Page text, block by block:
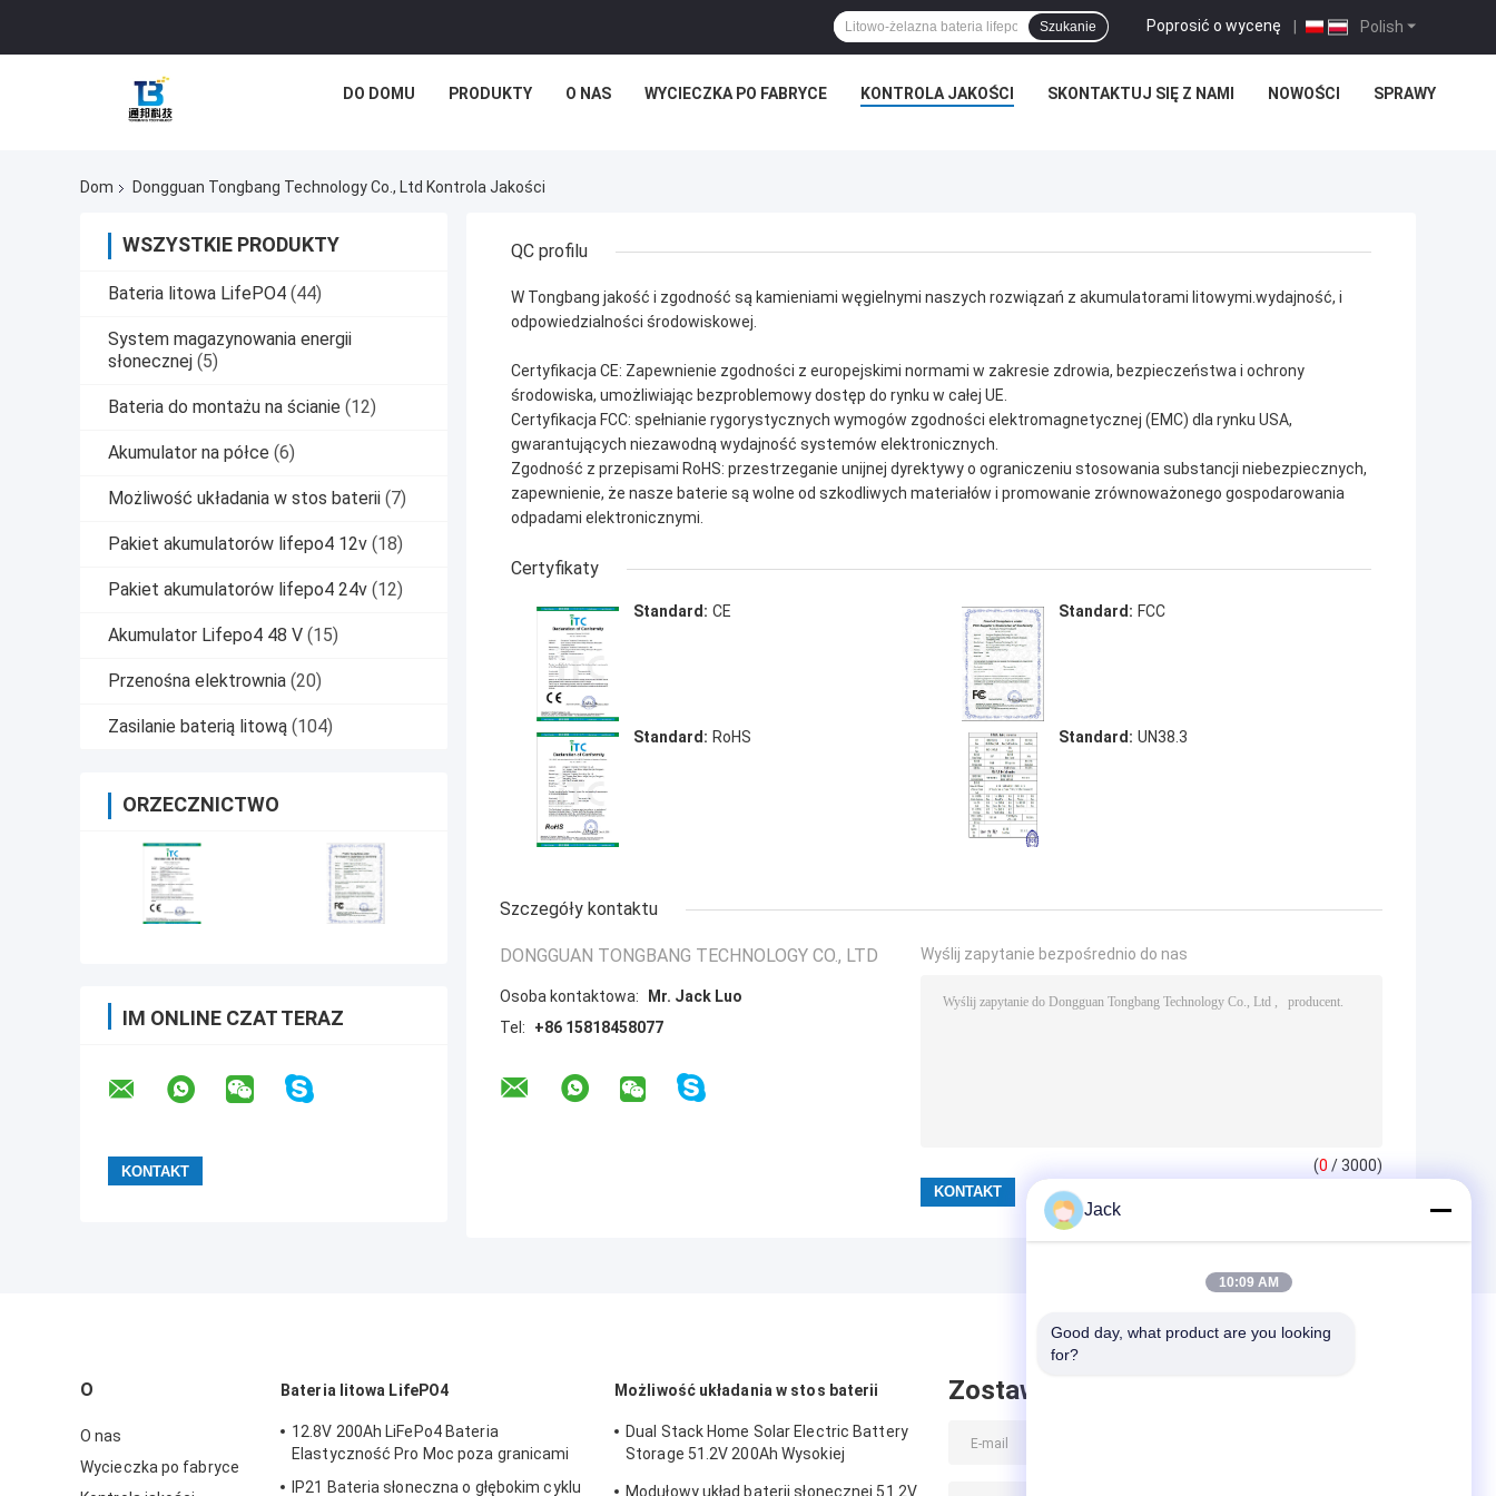
Polish
Poprosić o wycenę |
Szukanie
DO DOMU PRODUKTY O NAS WYCIECZKA PO FABRYCE KONTROLA JAKOŚCI SKONTAKTUJ SIĘ Z NAMI NOWOŚCI SPRAWY
Dom Dongguan Tongbang Technology Co., Ltd Kontrola Jakości
WSZYSTKIE PRODUKTY
Bateria litowa LifePO4 (44)
System magazynowania energii
słonecznej (5)
Bateria do montażu na ścianie (12)
Akumulator na półce (6)
Możliwość układania w stos baterii (7)
Pakiet akumulatorów lifepo4 12v (18)
Pakiet akumulatorów lifepo4 24v (12)
Akumulator Lifepo4 48 V (15)
Przenośna elektrownia (20)
Zasilanie baterią litową (104)
ORZECZNICTWO
IM ONLINE CZAT TERAZ
QC profilu
W Tongbang jakość i zgodność są kamieniami węgielnymi naszych rozwiązań z akumulatorami litowymi.wydajność, i
odpowiedzialności środowiskowej.
Certyfikacja CE: Zapewnienie zgodności z europejskimi normami w zakresie zdrowia, bezpieczeństwa i ochrony
środowiska, umożliwiając bezproblemowy dostęp do rynku w całej UE.
Certyfikacja FCC: spełnianie rygorystycznych wymogów zgodności elektromagnetycznej (EMC) dla rynku USA,
gwarantujących niezawodną wydajność systemów elektronicznych.
Zgodność z przepisami RoHS: przestrzeganie unijnej dyrektywy o ograniczeniu stosowania substancji niebezpiecznych,
zapewnienie, że nasze baterie są wolne od szkodliwych materiałów i promowanie zrównoważonego gospodarowania
odpadami elektronicznymi.
Certyfikaty
Standard: CE Standard: FCC
Standard: RoHS Standard: UN38.3
Szczegóły kontaktu
DONGGUAN TONGBANG TECHNOLOGY CO., LTD
Osoba kontaktowa:
Mr. Jack Luo
Tel:
+86 15818458077
Wyślij zapytanie bezpośrednio do nas
(0 / 3000)
O
O nas
Wycieczka po fabryce
Bateria litowa LifePO4
12.8V 200Ah LiFePo4 Bateria
Elastyczność Pro Moc poza granicami
IP21 Bateria słoneczna o głębokim cyklu
Możliwość układania w stos baterii
Dual Stack Home Solar Electric Battery
Storage 51.2V 200Ah Wysokiej
Modułowy układ baterii słonecznej 51.2V
Zostaw wiadomość
Jack
10:09 AM
Good day, what product are you looking
for?